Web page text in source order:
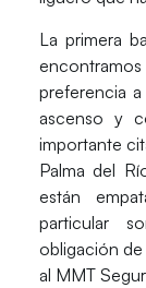
La primera
preferencia
ascenso y
importante
Palma del
están
particular
obligación
al MMT